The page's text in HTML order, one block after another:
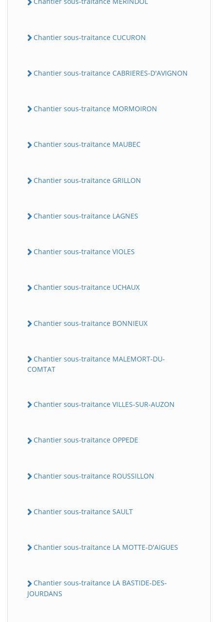
Chantier sous-traitance CUCURON
Chantier sous-traitance CABRIERES-D'AVIGNON
Chantier sous-traitance MORMOIRON
Chantier sous-traitance MAUBEC
Chantier sous-traitance GRILLON
Chantier sous-traitance LAGNES
Chantier sous-traitance VIOLES
Chantier sous-traitance UCHAUX
Chantier sous-traitance BONNIEUX
Chantier sous-traitance MALEMORT-DU-
COMTAT
Chantier sous-traitance VILLES-SUR-AUZON
Chantier sous-traitance OPPEDE
Chantier sous-traitance ROUSSILLON
Chantier sous-traitance SAULT
Chantier sous-traitance LA MOTTE-D'AIGUES
Chantier sous-traitance LA BASTIDE-DES-
JOURDANS